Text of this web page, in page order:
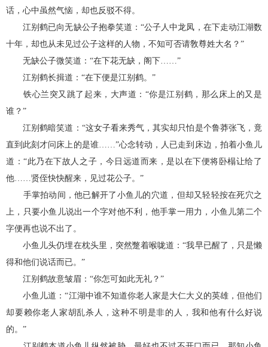
话，心中虽然气恼，却也反驳不得。
江别鹤已向无缺公子抱拳笑道：“公子人中龙凤，在下走动江湖数
十年，却也从未见过公子这样的人物，不知可否请敎尊姓大名？”
无缺公子微笑道：“在下花无缺，阁下……”
江别鹤长揖道：“在下便是江别鹤。”
铁心兰突又跳了起来，大声道：“你是江别鹤，那么床上的又是
谁？”
江别鹤暗笑道：“这女子看来秀气，其实却只怕是个鲁莽张飞，竟
直到此刻才问床上的是谁……”心念转动，人已走到床边，拍着小鱼儿
道：“此乃在下故人之子，今日远道而来，是以在下便将卧榻让给了
他……贤侄快快醒来，见过花公子。”
手掌拍动间，他已解开了小鱼儿的穴道，但却又轻轻按在死穴之
上，只要小鱼儿说出一个字对他不利，他手掌一用力，小鱼儿第二个
字便再也说不出了。
小鱼儿头仍埋在枕头里，突然蹩着喉咙道：“我早已醒了，只是懒
得和他们说话而已。”
江别鹤故意皱眉：“你怎可如此无礼？”
小鱼儿道：“江湖中谁不知道你老人家是大仁大义的英雄，但他们
却要赖你老人家胡乱杀人，这种不明是非的人，我和他有什么好说
的。”